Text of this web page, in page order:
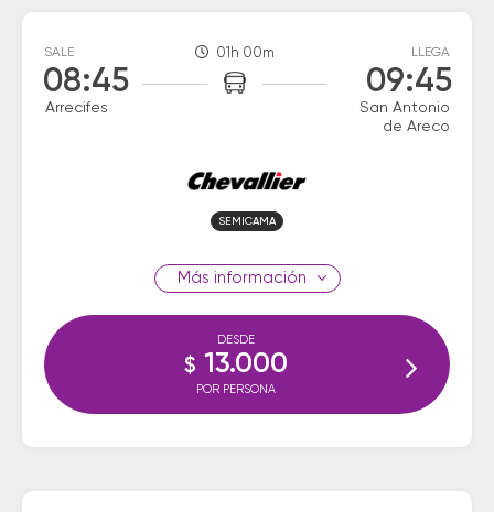
SALE
08:45
Arrecifes
01h 00m LLEGA
09:45
San Antonio
de Areco
SEMICAMA
información
DESDE
$ 13.000
POR PERSONA